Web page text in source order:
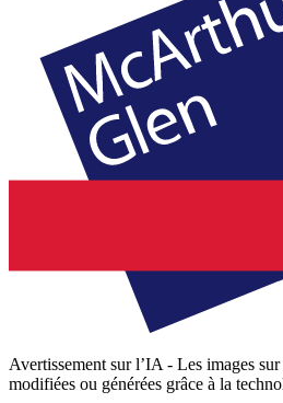
Avertissement sur l’IA - Les images
modifiées ou générées grâce à la